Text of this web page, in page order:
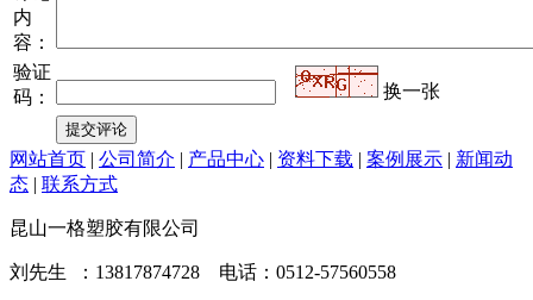
内
容：
验证
码：
换一张
网站首页 | 公司简介 | 产品中心 | 资料下载 | 案例展示 | 新闻动
态 | 联系方式
昆山一格塑胶有限公司
刘先生 ：13817874728 电话：0512-57560558